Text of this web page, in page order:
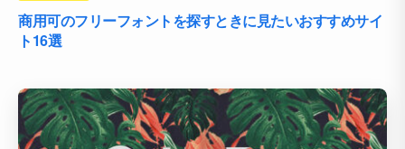
商用可のフリーフォントを探すときに見たいおすすめサイ
ト16選